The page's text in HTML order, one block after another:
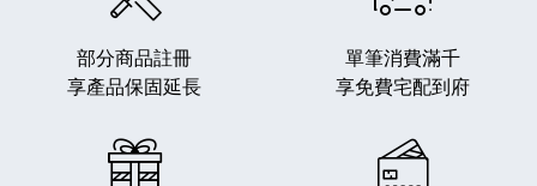
部分商品註冊
享產品保固延長
單筆消費滿千
享免費宅配到府